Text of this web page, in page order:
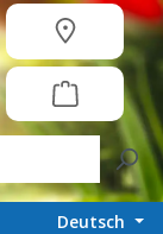
Deutsch